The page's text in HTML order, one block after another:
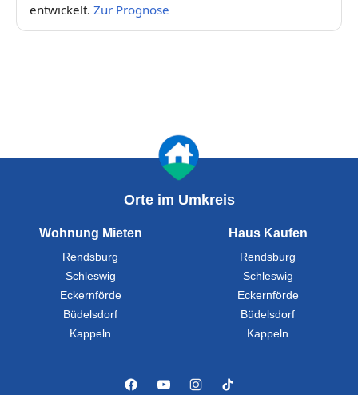
entwickelt. Zur Prognose
Orte im Umkreis
Wohnung Mieten
Rendsburg
Schleswig
Eckernförde
Büdelsdorf
Kappeln
Haus Kaufen
Rendsburg
Schleswig
Eckernförde
Büdelsdorf
Kappeln